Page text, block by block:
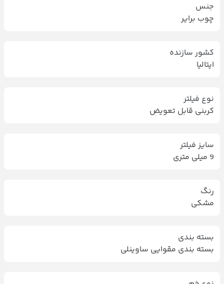
جنس
چوب برایر
کشور سازنده
ایتالیا
نوع فیلتر
کربنی قابل تعویض
سایز فیلتر
9 میلی متری
رنگ
مشکی
بسته بندی
بسته بندی مقوایی ساوینلی